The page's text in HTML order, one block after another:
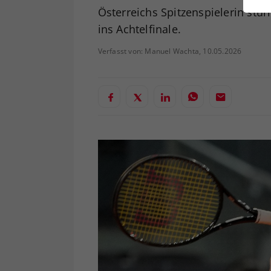
Österreichs Spitzenspielerin
ins Achtelfinale.
Verfasst von: Manuel Wachta, 10.05.2026